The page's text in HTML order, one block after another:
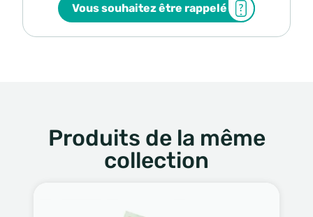
Vous souhaitez être rappelé
Produits de la même
collection